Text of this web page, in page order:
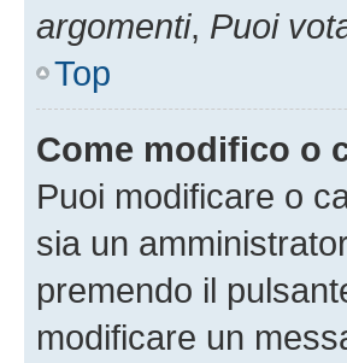
argomenti, Puoi
Top
Come modifico o
Puoi modificare o
sia un
premendo il
modificare un